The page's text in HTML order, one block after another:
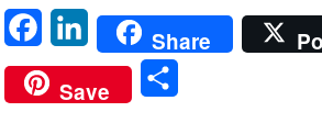
a
c
i
n
Share
Save